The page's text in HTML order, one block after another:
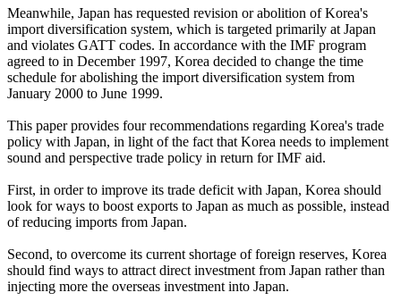
Meanwhile, Japan has requested revision or abolition of Korea's
import diversification system, which is targeted primarily at Japan
and violates GATT codes. In accordance with the IMF program
agreed to in December 1997, Korea decided to change the time
schedule for abolishing the import diversification system from
January 2000 to June 1999.
This paper provides four recommendations regarding Korea's trade
policy with Japan, in light of the fact that Korea needs to implement
sound and perspective trade policy in return for IMF aid.
First, in order to improve its trade deficit with Japan, Korea should
look for ways to boost exports to Japan as much as possible, instead
of reducing imports from Japan.
Second, to overcome its current shortage of foreign reserves, Korea
should find ways to attract direct investment from Japan rather than
injecting more the overseas investment into Japan.